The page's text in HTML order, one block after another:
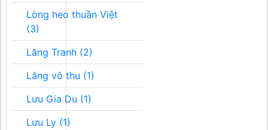
Lòng heo thuần Việt
(3)
Lăng Tranh (2)
Lăng vô thu (1)
Lưu Gia Du (1)
Lưu Ly (1)